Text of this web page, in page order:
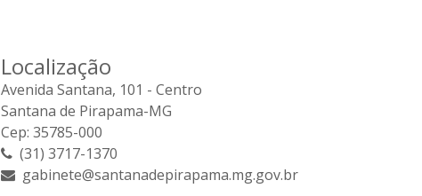
Localização
Avenida Santana, 101 - Centro
Santana de Pirapama-MG
Cep: 35785-000
(31) 3717-1370
gabinete@santanadepirapama.mg.gov.br